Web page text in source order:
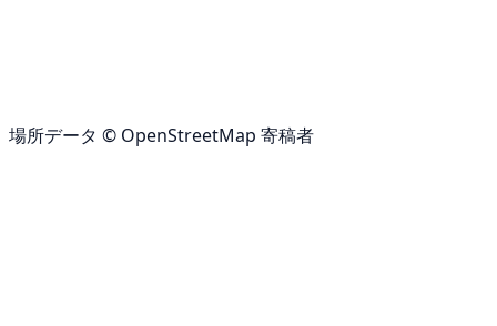
場所データ © OpenStreetMap 寄稿者